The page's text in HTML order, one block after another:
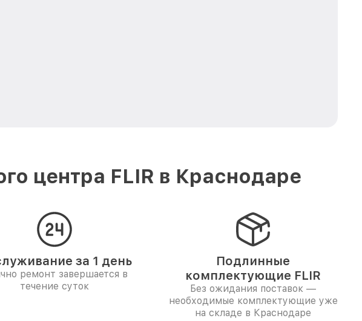
центра FLIR в Краснодаре
за 1 день
ремонт завершается в
течение суток
Подлинные
комплектующие FLIR
Без ожидания поставок —
необходимые комплектующие уже
на складе в Краснодаре